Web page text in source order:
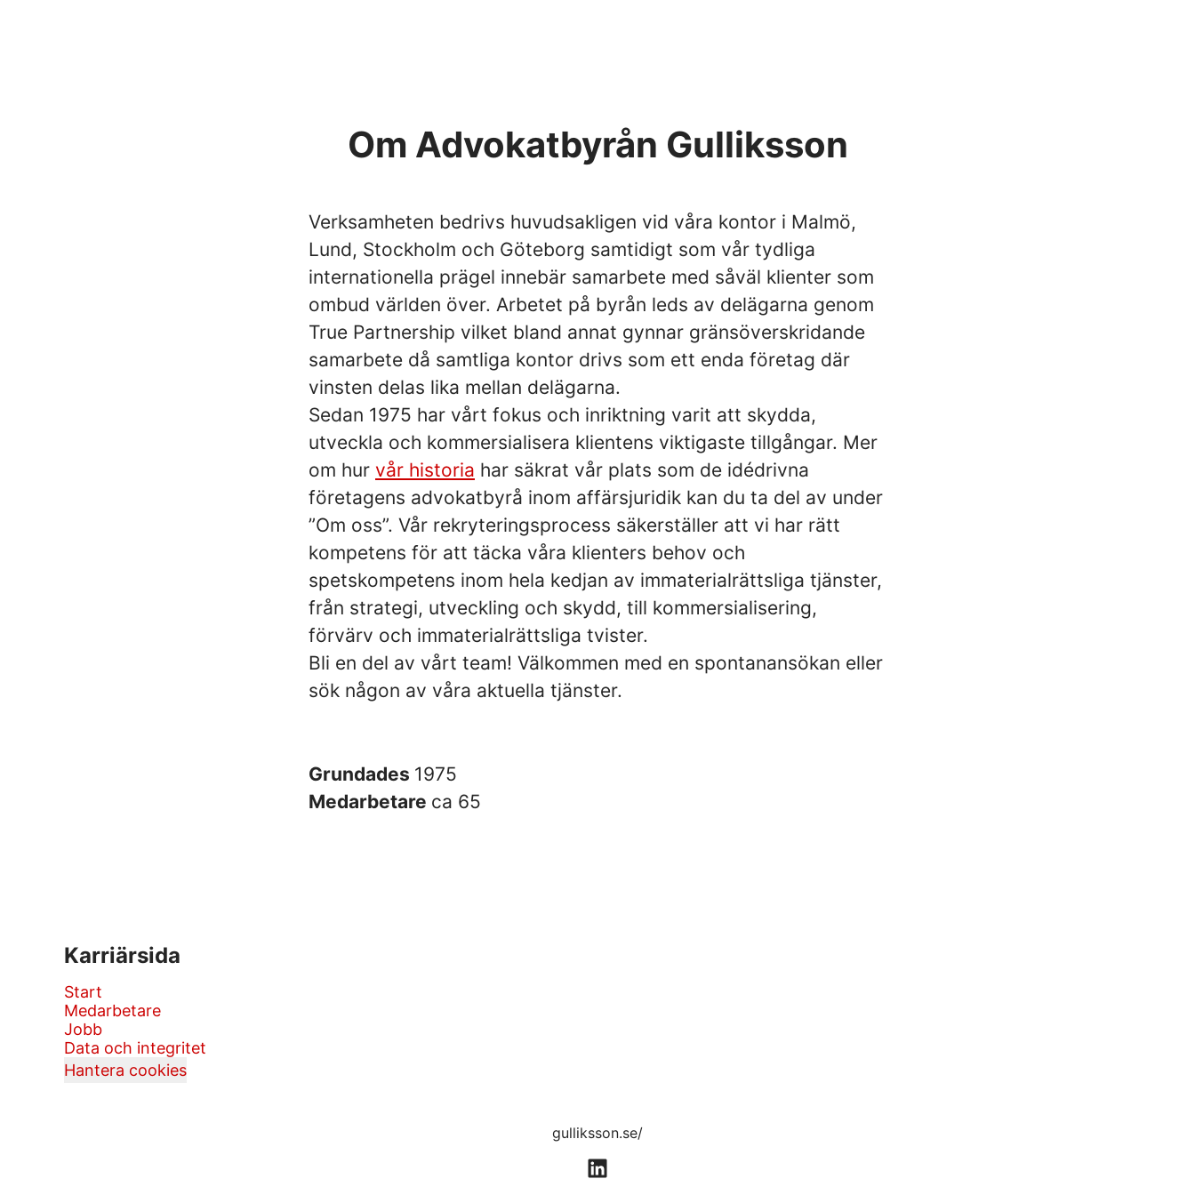
Om Advokatbyrån Gulliksson
Verksamheten bedrivs huvudsakligen vid våra kontor i Malmö,
Lund, Stockholm och Göteborg samtidigt som vår tydliga
internationella prägel innebär samarbete med såväl klienter som
ombud världen över. Arbetet på byrån leds av delägarna genom
True Partnership vilket bland annat gynnar gränsöverskridande
samarbete då samtliga kontor drivs som ett enda företag där
vinsten delas lika mellan delägarna.
Sedan 1975 har vårt fokus och inriktning varit att skydda,
utveckla och kommersialisera klientens viktigaste tillgångar. Mer
om hur vår historia har säkrat vår plats som de idédrivna
företagens advokatbyrå inom affärsjuridik kan du ta del av under
”Om oss”. Vår rekryteringsprocess säkerställer att vi har rätt
kompetens för att täcka våra klienters behov och
spetskompetens inom hela kedjan av immaterialrättsliga tjänster,
från strategi, utveckling och skydd, till kommersialisering,
förvärv och immaterialrättsliga tvister.
Bli en del av vårt team! Välkommen med en spontanansökan eller
sök någon av våra aktuella tjänster.
Grundades 1975
Medarbetare ca 65
Karriärsida
Start
Medarbetare
Jobb
Data och integritet
Hantera cookies
gulliksson.se/